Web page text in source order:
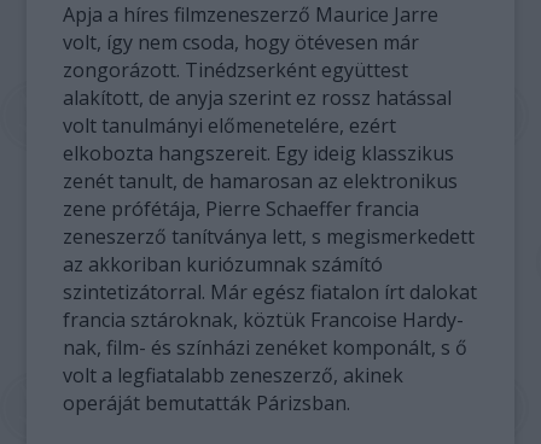
Apja a híres filmzeneszerző Maurice Jarre
volt, így nem csoda, hogy ötévesen már
zongorázott. Tinédzserként együttest
alakított, de anyja szerint ez rossz hatással
volt tanulmányi előmenetelére, ezért
elkobozta hangszereit. Egy ideig klasszikus
zenét tanult, de hamarosan az elektronikus
zene prófétája, Pierre Schaeffer francia
zeneszerző tanítványa lett, s megismerkedett
az akkoriban kuriózumnak számító
szintetizátorral. Már egész fiatalon írt dalokat
francia sztároknak, köztük Francoise Hardy-
nak, film- és színházi zenéket komponált, s ő
volt a legfiatalabb zeneszerző, akinek
operáját bemutatták Párizsban.